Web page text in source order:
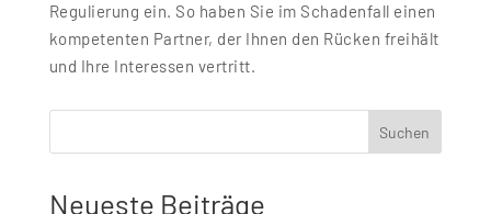
Regulierung ein. So haben Sie im Schadenfall einen
kompetenten Partner, der Ihnen den Rücken freihält
und Ihre Interessen vertritt.
Suchen
Neueste Beiträge